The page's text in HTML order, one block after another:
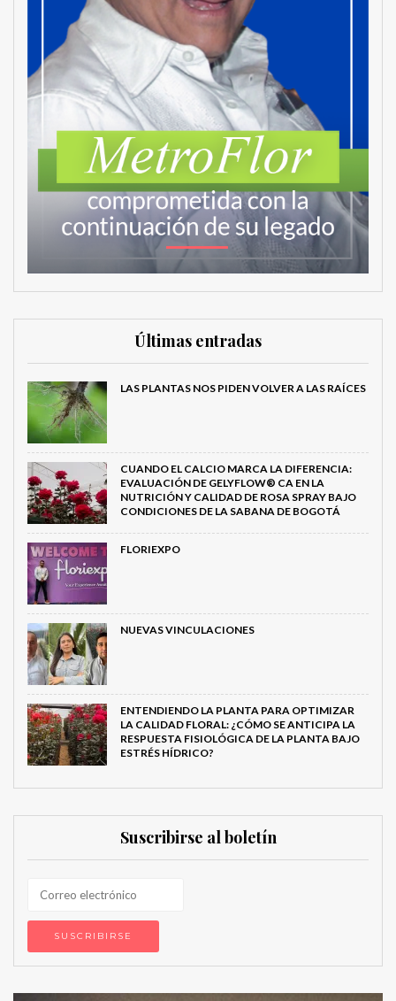
Últimas entradas
LAS PLANTAS NOS PIDEN VOLVER A LAS RAÍCES
CUANDO EL CALCIO MARCA LA DIFERENCIA:
EVALUACIÓN DE GELYFLOW® CA EN LA
NUTRICIÓN Y CALIDAD DE ROSA SPRAY BAJO
CONDICIONES DE LA SABANA DE BOGOTÁ
FLORIEXPO
NUEVAS VINCULACIONES
ENTENDIENDO LA PLANTA PARA OPTIMIZAR
LA CALIDAD FLORAL: ¿CÓMO SE ANTICIPA LA
RESPUESTA FISIOLÓGICA DE LA PLANTA BAJO
ESTRÉS HÍDRICO?
Suscribirse al boletín